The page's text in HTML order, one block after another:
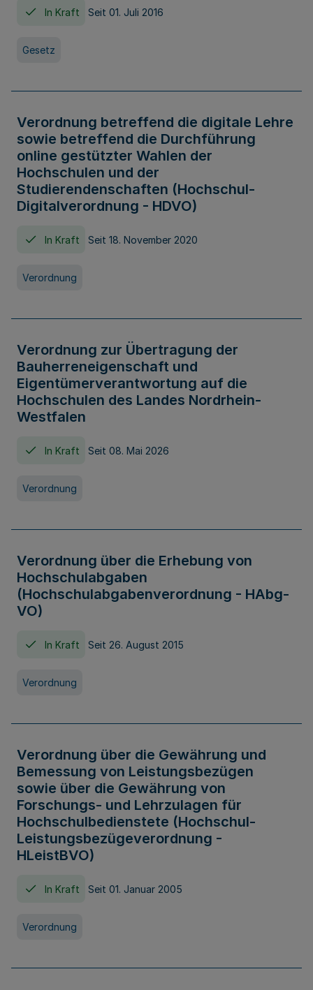
In Kraft Seit 01. Juli 2016
Gesetz
Verordnung betreffend die digitale Lehre
sowie betreffend die Durchführung
online gestützter Wahlen der
Hochschulen und der
Studierendenschaften (Hochschul-
Digitalverordnung - HDVO)
In Kraft Seit 18. November 2020
Verordnung
Verordnung zur Übertragung der
Bauherreneigenschaft und
Eigentümerverantwortung auf die
Hochschulen des Landes Nordrhein-
Westfalen
In Kraft Seit 08. Mai 2026
Verordnung
Verordnung über die Erhebung von
Hochschulabgaben
(Hochschulabgabenverordnung - HAbg-
VO)
In Kraft Seit 26. August 2015
Verordnung
Verordnung über die Gewährung und
Bemessung von Leistungsbezügen
sowie über die Gewährung von
Forschungs- und Lehrzulagen für
Hochschulbedienstete (Hochschul-
Leistungsbezügeverordnung -
HLeistBVO)
In Kraft Seit 01. Januar 2005
Verordnung